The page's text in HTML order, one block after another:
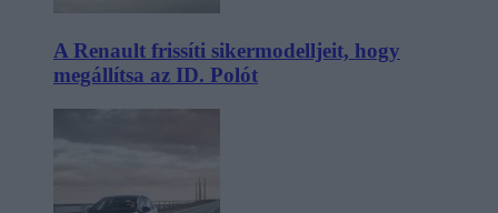
A Renault frissíti sikermodelljeit, hogy
megállítsa az ID. Polót